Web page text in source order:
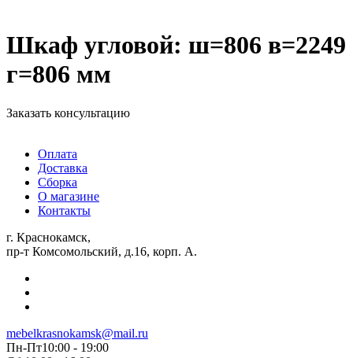
Шкаф угловой: ш=806 в=2249
г=806 мм
Заказать консультацию
Оплата
Доставка
Сборка
О магазине
Контакты
г. Краснокамск,
пр-т Комсомольский, д.16, корп. А.
mebelkrasnokamsk@mail.ru
Пн-Пт10:00 - 19:00